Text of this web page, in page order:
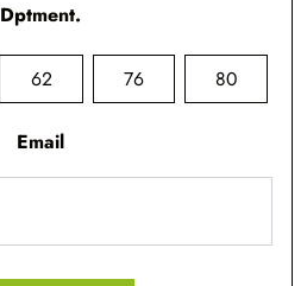
Dptment.
62 76 80
Email